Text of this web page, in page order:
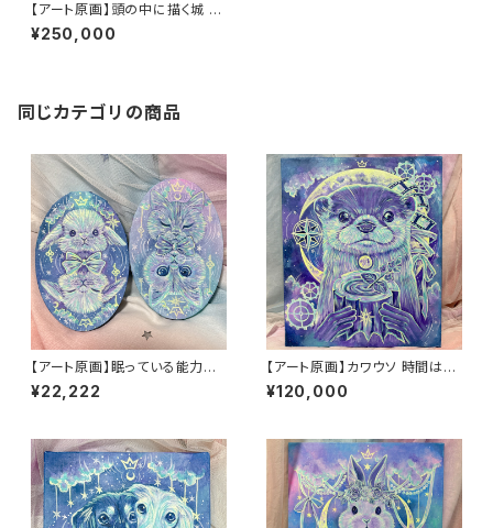
【アート原画】頭の中に描く城 ラ
イオン 1点もの アクリル画
¥250,000
同じカテゴリの商品
【アート原画】眠っている能力を
呼び起こす うさぎ ねこ １点
物 手描き アクリル画
¥22,222
【アート原画】カワウソ 時間はい
のち 1点もの アクリル画
¥120,000